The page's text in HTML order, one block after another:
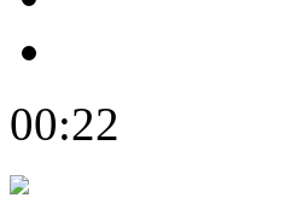
00:22